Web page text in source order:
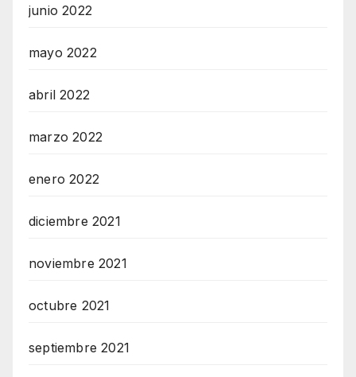
junio 2022
mayo 2022
abril 2022
marzo 2022
enero 2022
diciembre 2021
noviembre 2021
octubre 2021
septiembre 2021